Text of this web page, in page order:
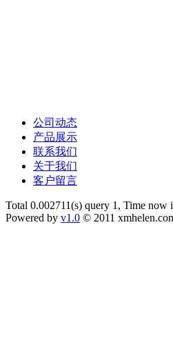
公司动态
产品展示
联系我们
关于我们
客户留言
Total 0.002711(s) query 1, Time now
Powered by v1.0 © 2011